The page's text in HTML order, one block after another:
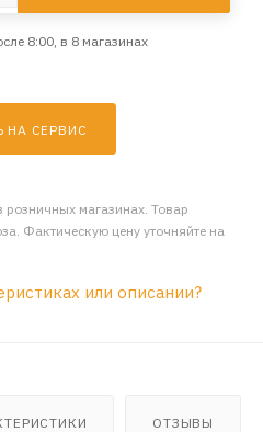
8:00, в 8 магазинах
НА СЕРВИС
розничных магазинах. Товар
Фактическую цену уточняйте на
или описании?
ОТЗЫВЫ